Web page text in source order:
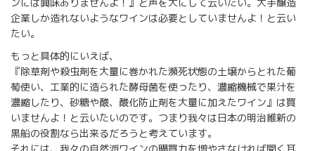
企業しか造れないようなワインは必要としていませんよ！と云い
たい。
もっと具体的にいえば、
『除草剤や殺虫剤を大量に巻かれた瀕死状態の土壌からとれた葡
萄使い、工業的に造られた酵母菌を使ったり、濃縮機械で果汁を
濃縮したり、砂糖や酸、酸化防止剤を大量に加えたワイン』は買
いませんよ！と云いたいのです。つまり我々は日本の明治維新の
黒船の役割なら出来るだろうと考えています。